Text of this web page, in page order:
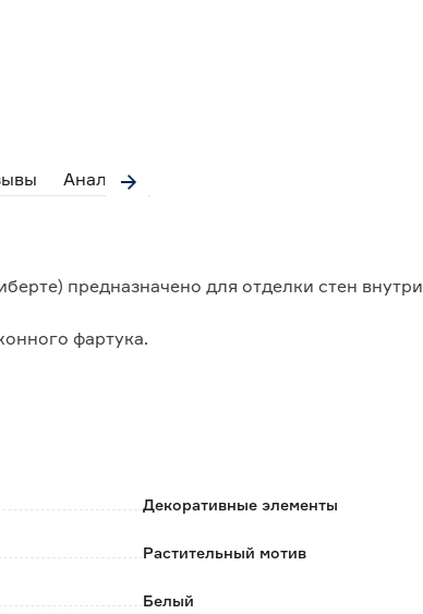
Аналоги
предназначено для отделки стен внутри
фартука.
Декоративные элементы
Растительный мотив
Белый